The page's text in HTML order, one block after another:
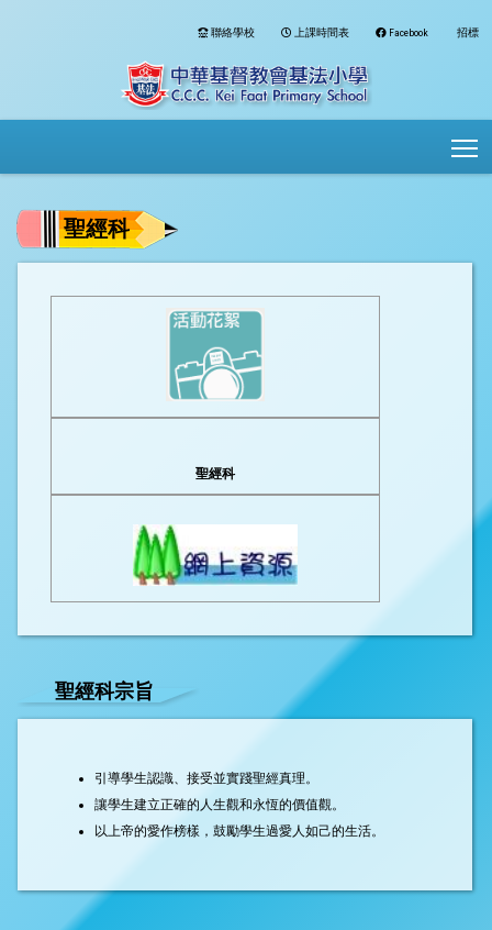
聯絡學校 上課時間表 Facebook 招標
聖經科
聖經科
聖經科宗旨
引導學生認識、接受並實踐聖經真理。
讓學生建立正確的人生觀和永恆的價值觀。
以上帝的愛作榜樣，鼓勵學生過愛人如己的生活。